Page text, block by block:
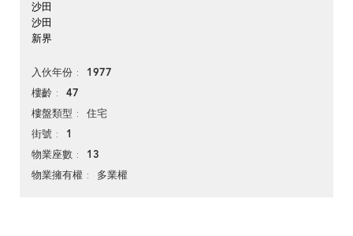
沙田
沙田
新界
入伙年份 1977
樓齡 47
樓盤類型 住宅
街號 1
物業座數 13
物業擁有權 多業權